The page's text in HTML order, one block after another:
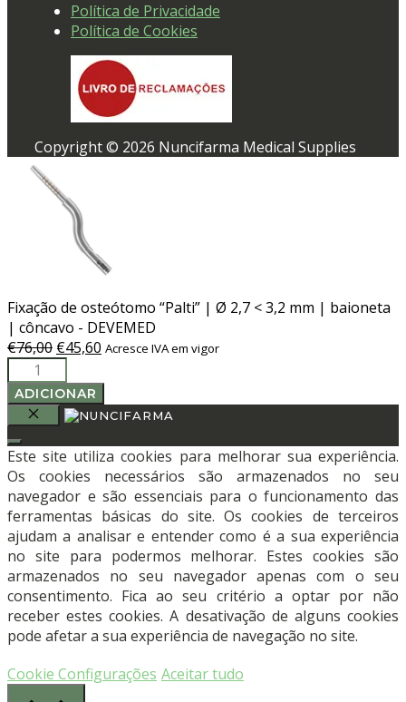
Política de Privacidade
Política de Cookies
Copyright © 2026 Nuncifarma Medical Supplies
Fixação de osteótomo “Palti” | Ø 2,7 < 3,2 mm | baioneta
| côncavo - DEVEMED
€76,00 O
original
era:
€76,00.
€45,60 O
atual
é:
€45,60.
Acresce IVA em vigor
Quantidade
de
Fixação
de
osteótomo
"Palti"
|
Ø
2,7
<
3,2
mm
|
baioneta
|
côncavo
-
ADICIONAR
Este site utiliza cookies para melhorar sua experiência.
Os cookies necessários são armazenados no seu
navegador e são essenciais para o funcionamento das
ferramentas básicas do site. Os cookies de terceiros
ajudam a analisar e entender como é a sua experiência
no site para podermos melhorar. Estes cookies são
armazenados no seu navegador apenas com o seu
consentimento. Fica ao seu critério a optar por não
receber estes cookies. A desativação de alguns cookies
pode afetar a sua experiência de navegação no site.
Cookie Configurações Aceitar tudo